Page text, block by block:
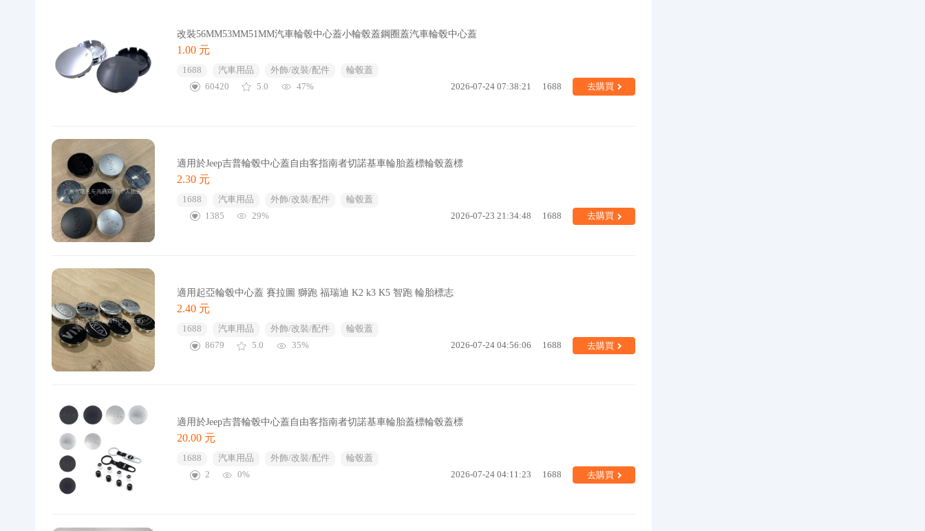
改裝56MM53MM51MM汽車輪毂中心蓋小輪毂蓋鋼圈蓋汽車輪毂中心蓋
1.00 元
1688 汽車用品 外飾/改裝/配件
輪毂蓋
60420
5.0 47% 2026-07-24 07:38:21 1688 去購買
適用於Jeep吉普輪毂中心蓋自由客指南者切諾基車輪胎蓋標輪毂蓋標
2.30 元
1688 汽車用品 外飾/改裝/配件
輪毂蓋
1385
29% 2026-07-23 21:34:48 1688 去購買
適用起亞輪毂中心蓋 賽拉圖 獅跑 福瑞迪 K2 k3 K5 智跑 輪胎標志
2.40 元
1688 汽車用品 外飾/改裝/配件
輪毂蓋
8679
5.0 35% 2026-07-24 04:56:06 1688 去購買
適用於Jeep吉普輪毂中心蓋自由客指南者切諾基車輪胎蓋標輪毂蓋標
20.00 元
1688 汽車用品 外飾/改裝/配件
輪毂蓋
2
0% 2026-07-24 04:11:23 1688 去購買